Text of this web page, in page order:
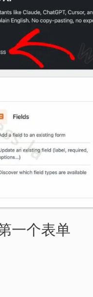
一个表单